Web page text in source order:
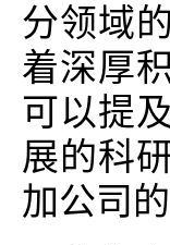
分领域
着深厚
可以提
展的科
加公司